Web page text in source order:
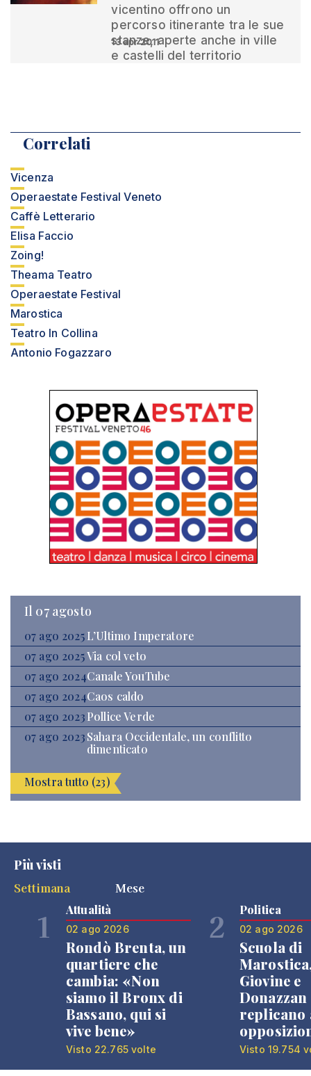
vicentino offrono un
percorso itinerante tra le sue
stanze, aperte anche in ville
e castelli del territorio
13 apr 2011
Correlati
Vicenza
Operaestate Festival Veneto
Caffè Letterario
Elisa Faccio
Zoing!
Theama Teatro
Operaestate Festival
Marostica
Teatro In Collina
Antonio Fogazzaro
Il 07 agosto
07 ago 2025 L’Ultimo Imperatore
07 ago 2025Via col veto
07 ago 2024Canale YouTube
07 ago 2024Caos caldo
07 ago 2023Pollice Verde
07 ago 2023Sahara Occidentale, un conflitto
dimenticato
Mostra tutto (23)
Più visti
Settimana
Mese
1 Attualità
02 ago 2026
Rondò Brenta, un
quartiere che
cambia: «Non
siamo il Bronx di
Bassano, qui si
vive bene»
Visto 22.765 volte
2 Politica
02 ago 2026
Scuola di
Giovine e
Donazzan
replicano
Visto 19.754